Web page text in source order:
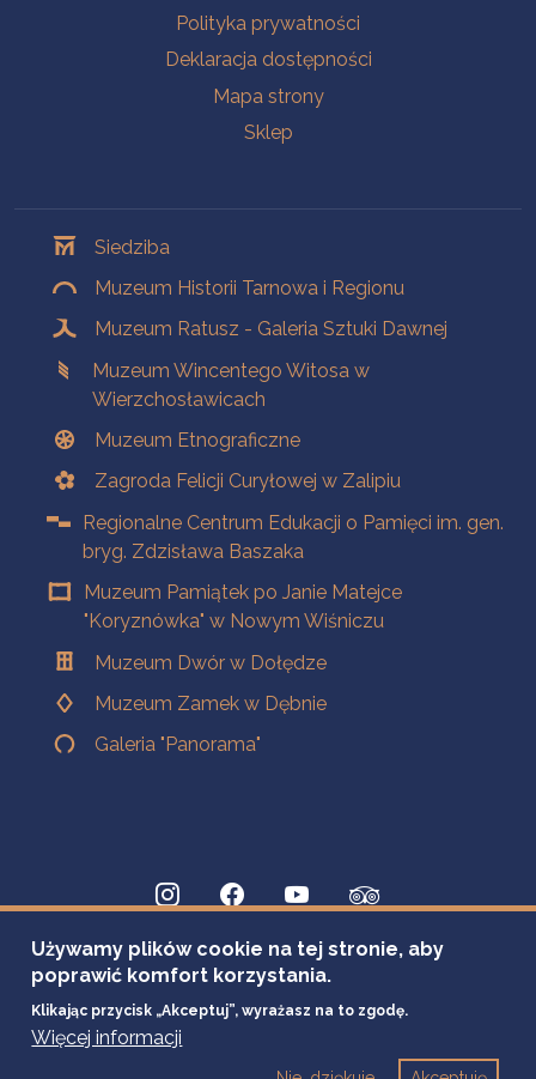
Polityka prywatności
Deklaracja dostępności
Mapa strony
Sklep
Siedziba
Muzeum Historii Tarnowa i Regionu
Muzeum Ratusz - Galeria Sztuki Dawnej
Muzeum Wincentego Witosa w
Wierzchosławicach
Muzeum Etnograficzne
Zagroda Felicji Curyłowej w Zalipiu
Regionalne Centrum Edukacji o Pamięci im. gen.
bryg. Zdzisława Baszaka
Muzeum Pamiątek po Janie Matejce
"Koryznówka" w Nowym Wiśniczu
Muzeum Dwór w Dołędze
Muzeum Zamek w Dębnie
Galeria "Panorama"
Używamy plików cookie na tej stronie, aby
poprawić komfort korzystania.
Klikając przycisk „Akceptuj”, wyrażasz na to zgodę.
Więcej informacji